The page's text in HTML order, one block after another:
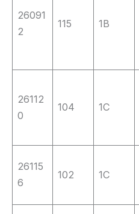
26091
2
115 1B
26112
0
104 1C
26115
6
102 1C